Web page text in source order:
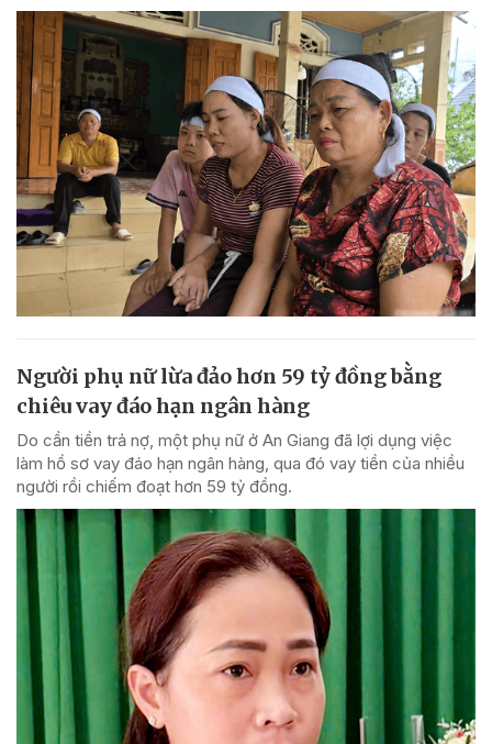
Người phụ nữ lừa đảo hơn 59 tỷ đồng bằng
chiêu vay đáo hạn ngân hàng
Do cần tiền trả nợ, một phụ nữ ở An Giang đã lợi dụng việc
làm hồ sơ vay đáo hạn ngân hàng, qua đó vay tiền của nhiều
người rồi chiếm đoạt hơn 59 tỷ đồng.